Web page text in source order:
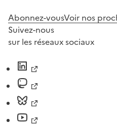
Abonnez-vousVoir nos
Suivez-nous
sur les réseaux sociaux